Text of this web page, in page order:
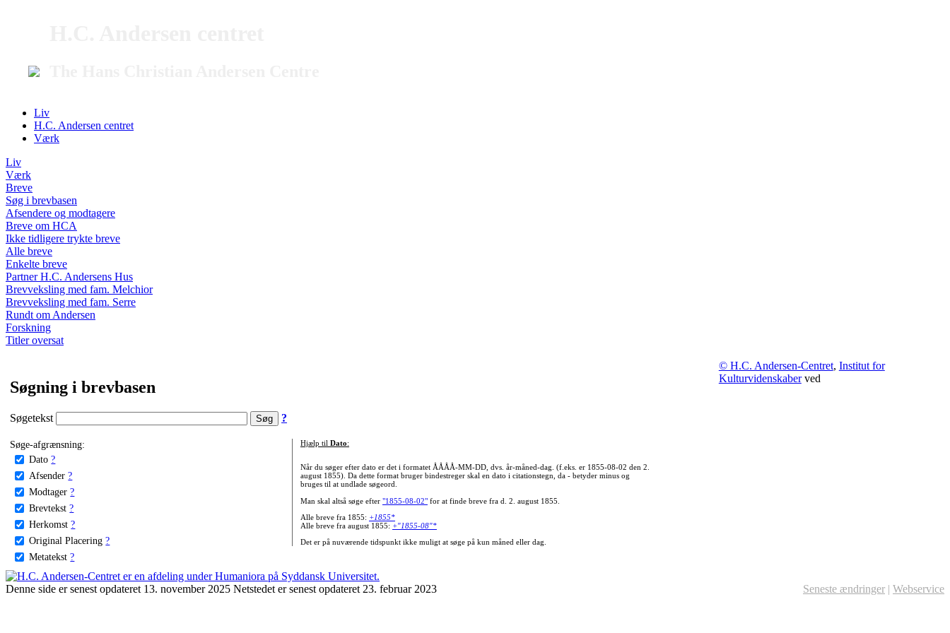
Liv
H.C. Andersen centret
Værk
Liv
Værk
Breve
Søg i brevbasen
Afsendere og modtagere
Breve om HCA
Ikke tidligere trykte breve
Alle breve
Enkelte breve
Partner H.C. Andersens Hus
Brevveksling med fam. Melchior
Brevveksling med fam. Serre
Rundt om Andersen
Forskning
Titler oversat
Søgning i brevbasen
Søgetekst ?
Søge-afgrænsning:
Dato ?
Afsender ?
Modtager ?
Brevtekst ?
Herkomst ?
Original Placering ?
Metatekst ?
Hjælp til Dato:
Når du søger efter dato er det i formatet ÅÅÅÅ-MM-DD, dvs. år-måned-dag. (f.eks. er 1855-08-02 den 2.
august 1855). Da dette format bruger bindestreger skal en dato i citationstegn, da - betyder minus og
bruges til at undlade søgeord.
Man skal altså søge efter "1855-08-02"for at finde breve fra d. 2. august 1855.
Alle breve fra 1855: +1855*
Alle breve fra august 1855: +"1855-08"*
Det er på nuværende tidspunkt ikke muligt at søge på kun måned eller dag.
© H.C. Andersen-Centret, Institut for
Kulturvidenskaberved
Denne side er senest opdateret 13. november 2025 Netstedet er senest opdateret 23. februar 2023 Seneste ændringer | Webservice